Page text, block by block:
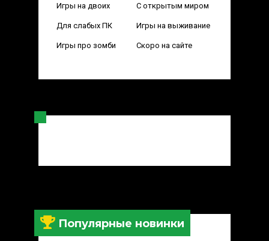
Игры на двоих С открытым миром
Для слабых ПК Игры на выживание
Игры про зомби Скоро на сайте
Популярные новинки